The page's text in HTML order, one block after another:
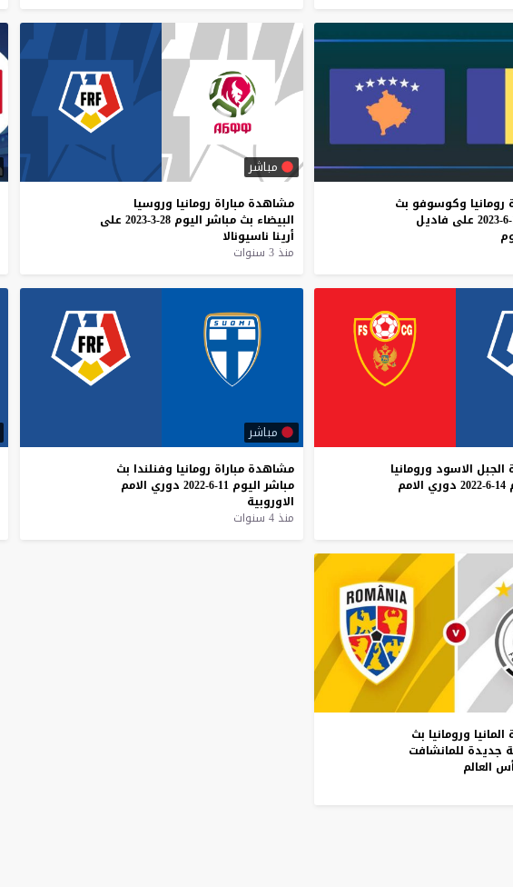
رومانيا وكوسوفو بث
على فاديل
مباشر
مشاهدة مباراة رومانيا وروسيا
البيضاء بث مباشر اليوم 28-3-2023
على
أرينا ناسيونالا
منذ 3 سنوات
الجبل الاسود ورومانيا
14-6-2022 دوري الامم
مباشر
مشاهدة مباراة رومانيا وفنلندا بث
مباشر اليوم 11-6-2022 دوري الامم
الاوروبية
منذ 4 سنوات
المانيا ورومانيا بث
جديدة للمانشافت
العالم